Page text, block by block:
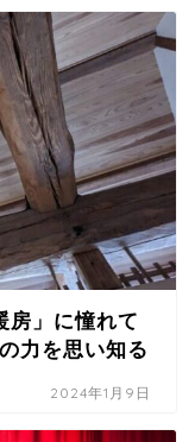
房」に憧れて
力を思い知る
2024年1月9日